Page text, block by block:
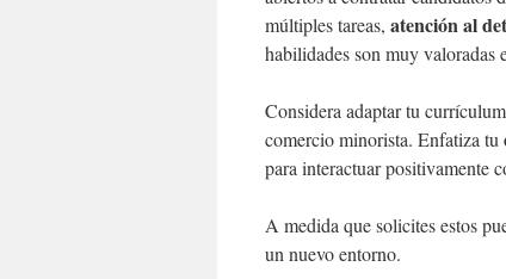
múltiples tareas, atención al
habilidades son muy valoradas
Considera adaptar tu
comercio minorista. Enfatiza tu
para interactuar positivamente
A medida que solicites estos
un nuevo entorno.